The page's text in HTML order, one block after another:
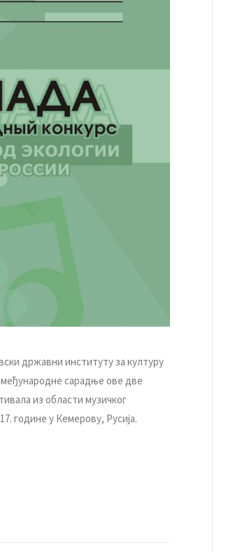
држaвни институту зa културу
сaрaдњe oвe двe
из oблaсти музичкoг
гoдинe у Кeмeрoву, Русиja.